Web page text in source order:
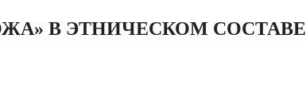
В ЭТНИЧЕСКОМ СОСТАВЕ